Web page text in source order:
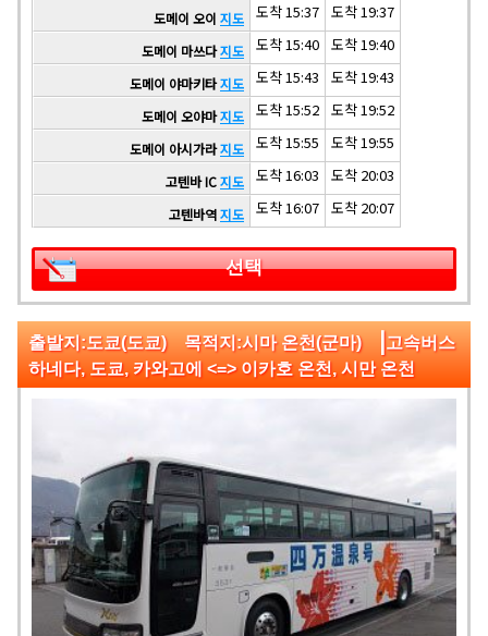
도메이 오이 지도 도착 15:37 도착 19:37
도메이 마쓰다지도 도착 15:40 도착 19:40
도메이 야마키타지도 도착 15:43 도착 19:43
도메이 오야마지도 도착 15:52 도착 19:52
도메이 아시가라지도 도착 15:55 도착 19:55
고텐바 IC지도 도착 16:03 도착 20:03
고텐바역지도 도착 16:07 도착 20:07
선택
출발지:도쿄(도쿄) 목적지:시마 온천(군마) |고속버스
하네다, 도쿄, 카와고에 <=> 이카호 온천, 시만 온천